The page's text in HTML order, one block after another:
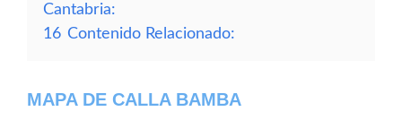
Cantabria:
16 Contenido Relacionado:
MAPA DE CALLA BAMBA